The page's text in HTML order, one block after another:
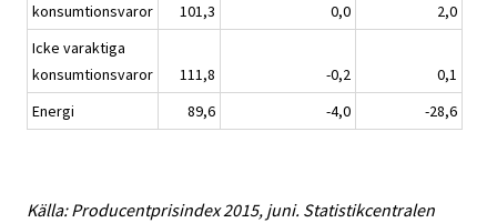
konsumtionsvaror
101,3 0,0
2,0
Icke varaktiga
konsumtionsvaror
111,8 -0,2
0,1
Energi
89,6 -4,0 -28,6
Källa: Producentprisindex 2015, juni. Statistikcentralen